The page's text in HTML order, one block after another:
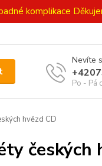
komplikace
Nevíte
Po - Pá
hvězd CD
českých